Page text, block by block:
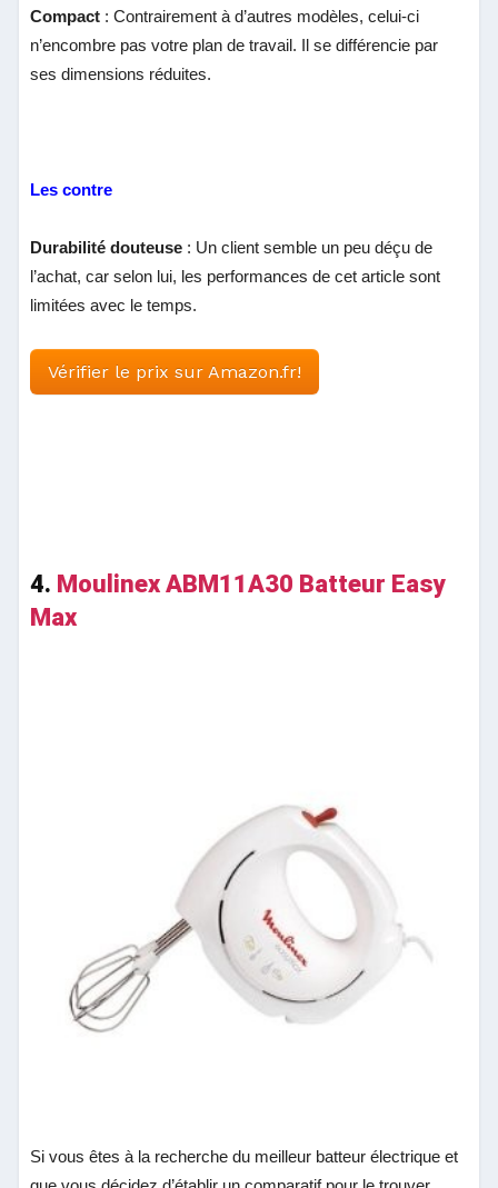
Compact : Contrairement à d’autres modèles, celui-ci
n’encombre pas votre plan de travail. Il se différencie par
ses dimensions réduites.
Les contre
Durabilité douteuse : Un client semble un peu déçu de
l’achat, car selon lui, les performances de cet article sont
limitées avec le temps.
Vérifier le prix sur Amazon.fr!
4. Moulinex ABM11A30 Batteur Easy
Max
Si vous êtes à la recherche du meilleur batteur électrique et